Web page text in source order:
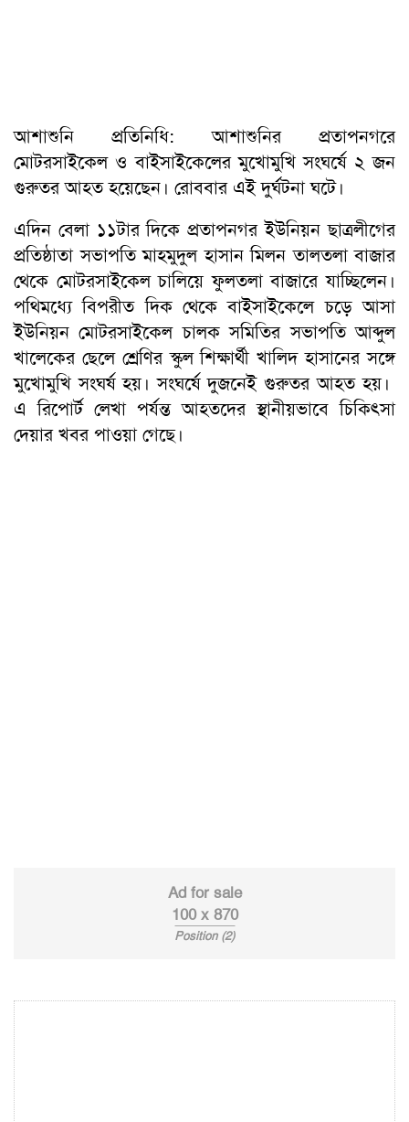
আশাশুনি প্রতিনিধি: আশাশুনির প্রতাপনগরে
মোটরসাইকেল ও বাইসাইকেলের মুখোমুখি সংঘর্ষে ২ জন
গুরুতর আহত হয়েছেন। রোববার এই দুর্ঘটনা ঘটে।
এদিন বেলা ১১টার দিকে প্রতাপনগর ইউনিয়ন ছাত্রলীগের
প্রতিষ্ঠাতা সভাপতি মাহমুদুল হাসান মিলন তালতলা বাজার
থেকে মোটরসাইকেল চালিয়ে ফুলতলা বাজারে যাচ্ছিলেন।
পথিমধ্যে বিপরীত দিক থেকে বাইসাইকেলে চড়ে আসা
ইউনিয়ন মোটরসাইকেল চালক সমিতির সভাপতি আব্দুল
খালেকের ছেলে শ্রেণির স্কুল শিক্ষার্থী খালিদ হাসানের সঙ্গে
মুখোমুখি সংঘর্ষ হয়। সংঘর্ষে দুজনেই গুরুতর আহত হয়।
এ রিপোর্ট লেখা পর্যন্ত আহতদের স্থানীয়ভাবে চিকিৎসা
দেয়ার খবর পাওয়া গেছে।
Ad for sale
100 x 870
Position (2)